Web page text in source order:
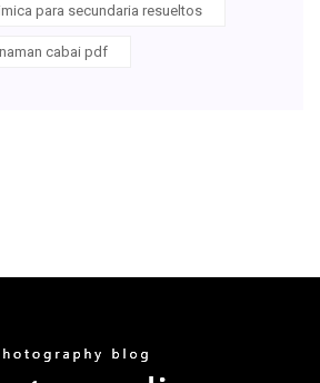
para secundaria resueltos
cabai pdf